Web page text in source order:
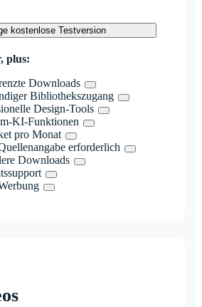
kostenlose Testversion
plus:
Downloads
Bibliothekszugang
Design-Tools
KI-Funktionen
pro Monat
erforderlich
Downloads